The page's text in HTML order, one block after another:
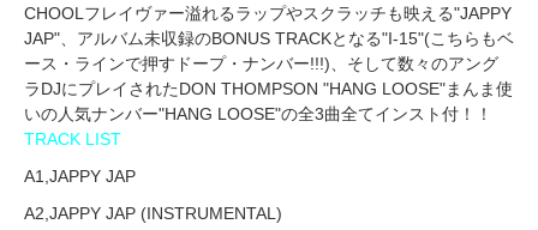
CHOOLフレイヴァー溢れるラップやスクラッチも映える"JAPPY
JAP"、アルバム未収録のBONUS TRACKとなる"I-15"(こちらもベ
ース・ラインで押すドープ・ナンバー!!!)、そして数々のアング
ラDJにプレイされたDON THOMPSON "HANG LOOSE"まんま使
いの人気ナンバー"HANG LOOSE"の全3曲全てインスト付！！
TRACK LIST
A1,JAPPY JAP
A2,JAPPY JAP (INSTRUMENTAL)